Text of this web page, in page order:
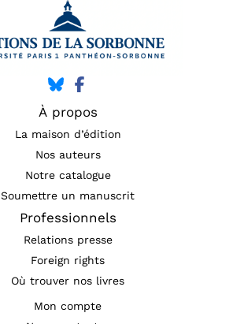
À propos
La maison d’édition
Nos auteurs
Notre catalogue
Soumettre un manuscrit
Professionnels
Relations presse
Foreign rights
Où trouver nos livres
Mon compte